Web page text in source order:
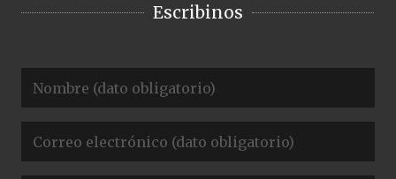
Escribinos